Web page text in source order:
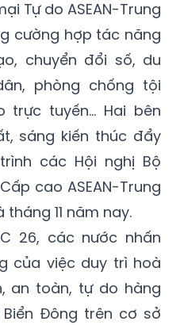
Tự do ASEAN-Trung
cường hợp tác năng
chuyển đổi số, du
phòng chống tội
tuyến... Hai bên
sáng kiến thúc đẩy
các Hội nghị Bộ
cao ASEAN-Trung
11 năm nay.
26, các nước nhấn
của việc duy trì hoà
an toàn, tự do hàng
Đông trên cơ sở